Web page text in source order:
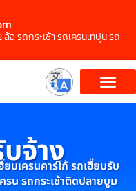
อ รถกระเช้า รถเครนเทปูน รถ
จ้าง
บเครนคาร์โก้ รถเฮี๊ยบรับ
รน รถกระเช้าติดปลายบูม